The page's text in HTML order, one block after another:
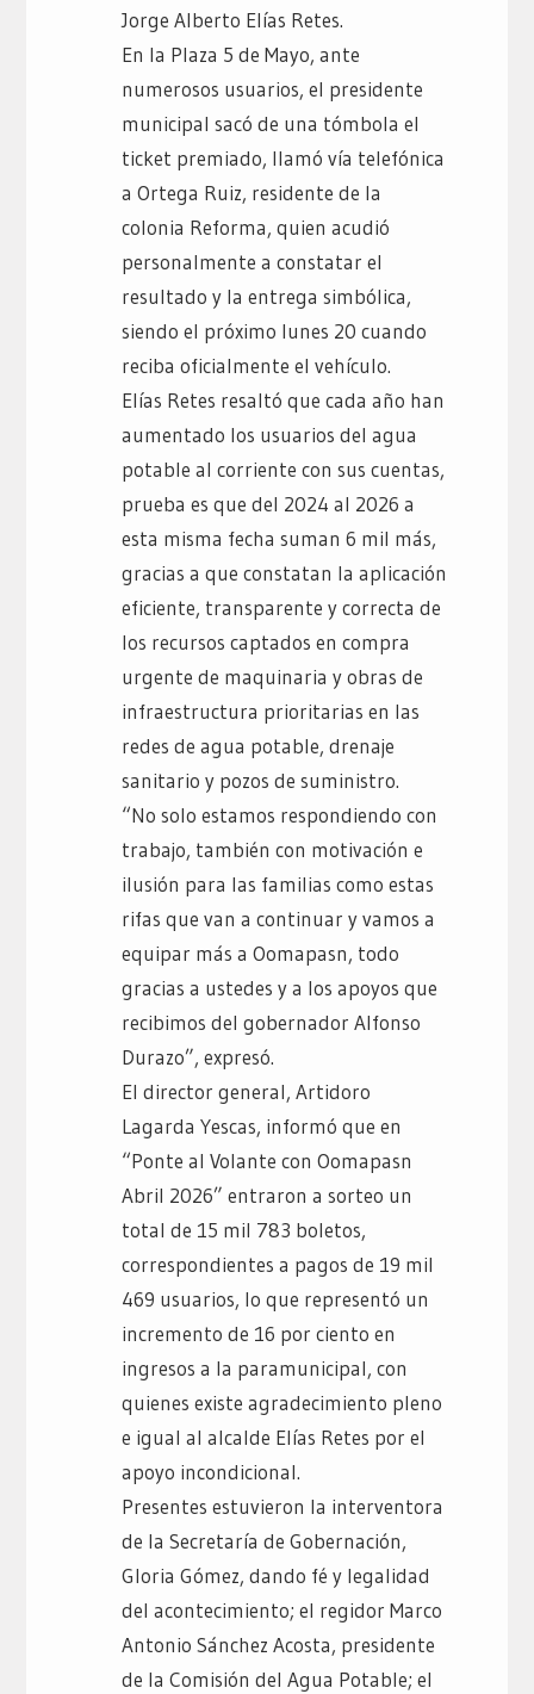
Jorge Alberto Elías Retes.
En la Plaza 5 de Mayo, ante
numerosos usuarios, el presidente
municipal sacó de una tómbola el
ticket premiado, llamó vía telefónica
a Ortega Ruiz, residente de la
colonia Reforma, quien acudió
personalmente a constatar el
resultado y la entrega simbólica,
siendo el próximo lunes 20 cuando
reciba oficialmente el vehículo.
Elías Retes resaltó que cada año han
aumentado los usuarios del agua
potable al corriente con sus cuentas,
prueba es que del 2024 al 2026 a
esta misma fecha suman 6 mil más,
gracias a que constatan la aplicación
eficiente, transparente y correcta de
los recursos captados en compra
urgente de maquinaria y obras de
infraestructura prioritarias en las
redes de agua potable, drenaje
sanitario y pozos de suministro.
“No solo estamos respondiendo con
trabajo, también con motivación e
ilusión para las familias como estas
rifas que van a continuar y vamos a
equipar más a Oomapasn, todo
gracias a ustedes y a los apoyos que
recibimos del gobernador Alfonso
Durazo”, expresó.
El director general, Artidoro
Lagarda Yescas, informó que en
“Ponte al Volante con Oomapasn
Abril 2026” entraron a sorteo un
total de 15 mil 783 boletos,
correspondientes a pagos de 19 mil
469 usuarios, lo que representó un
incremento de 16 por ciento en
ingresos a la paramunicipal, con
quienes existe agradecimiento pleno
e igual al alcalde Elías Retes por el
apoyo incondicional.
Presentes estuvieron la interventora
de la Secretaría de Gobernación,
Gloria Gómez, dando fé y legalidad
del acontecimiento; el regidor Marco
Antonio Sánchez Acosta, presidente
de la Comisión del Agua Potable; el